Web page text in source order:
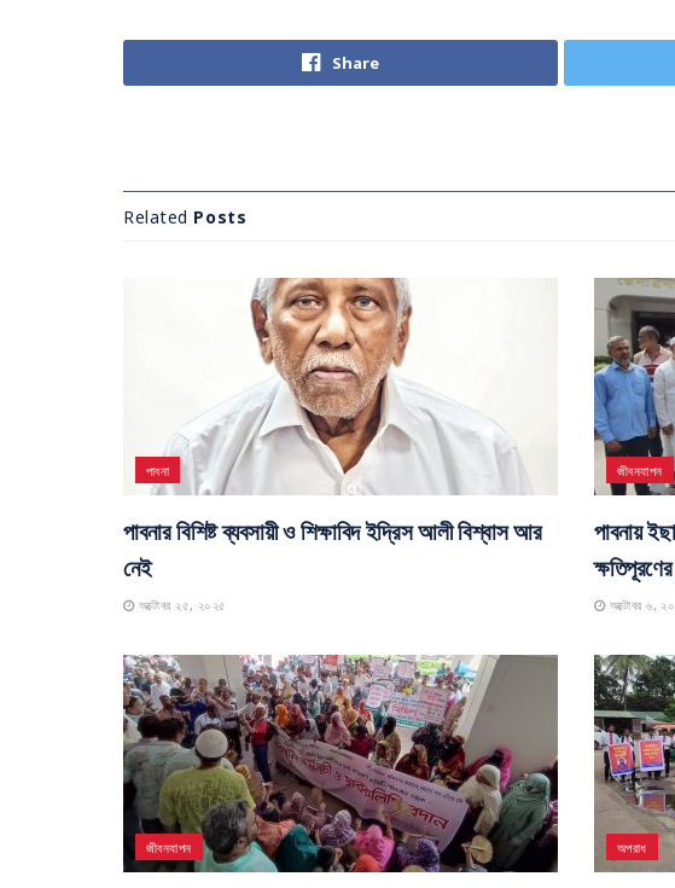
Share
Related Posts
পাবনা
পাবনার বিশিষ্ট ব্যবসায়ী ও শিক্ষাবিদ ইদ্রিস আলী বিশ্বাস আর
নেই
অক্টোবর ২৫, ২০২৫
জীবনযাপন
পাবনায়
অক্টোবর ৬,
জীবনযাপন অপরাধ